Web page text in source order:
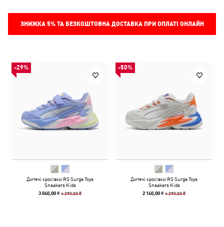
ЗНИЖКА 5%ТА БЕЗКОШТОВНА ДОСТАВКА ПРИ ОПЛАТІ ОНЛАЙН
-29%
Дитячі кросівки RS Surge Toys
Sneakers Kids
3 040,00 ₴4 290,00 ₴
-50%
Дитячі кросівки RS Surge Toys
Sneakers Kids
2 140,00 ₴4 290,00 ₴